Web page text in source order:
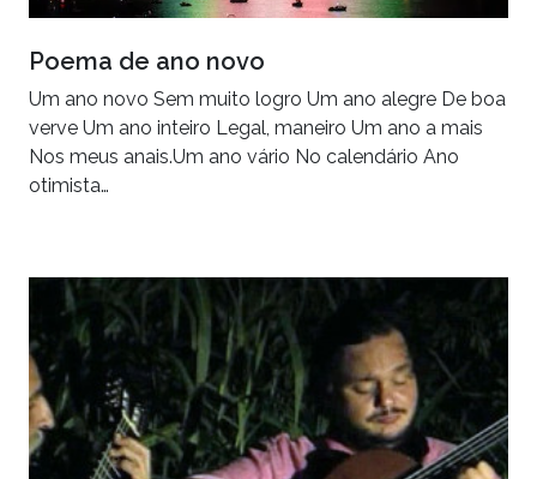
Poema de ano novo
Um ano novo Sem muito logro Um ano alegre De boa
verve Um ano inteiro Legal, maneiro Um ano a mais
Nos meus anais.Um ano vário No calendário Ano
otimista…